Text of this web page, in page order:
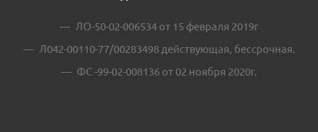
ЛО-50-02-006534 от 15 февраля 2019г
Л042-00110-77/00283498 действующая, бессрочная.
ФС -99-02-008136 от 02 ноября 2020г.